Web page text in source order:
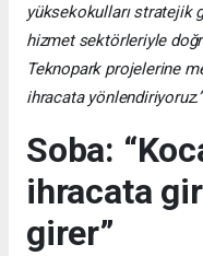
yüksekokulları stratejik
hizmet sektörleriyle
Teknopark projelerine
ihracata yönlendiriyoruz.”
Soba:
ihracata
girer”